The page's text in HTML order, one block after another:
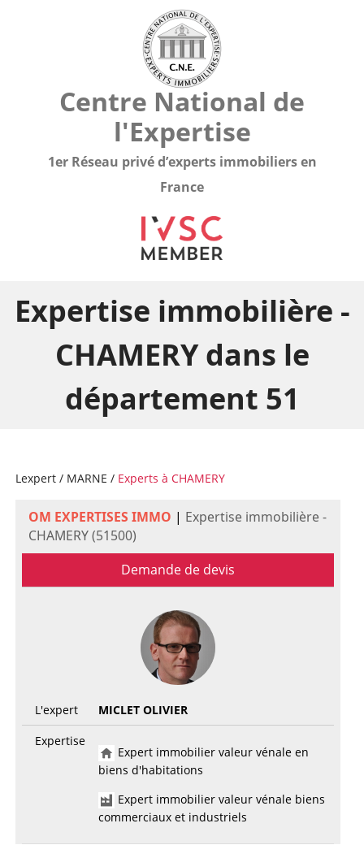
Centre National de
l'Expertise
1er Réseau privé d’experts immobiliers en
France
Expertise immobilière -
CHAMERY dans le
département 51
Lexpert/ MARNE / Experts à CHAMERY
OM EXPERTISES IMMO | Expertise immobilière -
CHAMERY (51500)
Demande de devis
L'expert
MICLET OLIVIER
Expertise
Expert immobilier valeur vénale en
biens d'habitations
Expert immobilier valeur vénale biens
commerciaux et industriels